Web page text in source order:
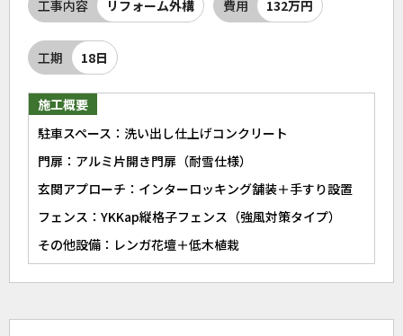
工事内容 リフォーム外構 費用 132万円
工期 18日
施工概要
駐車スペース：洗い出し仕上げコンクリート
門扉：アルミ片開き門扉（耐雪仕様）
玄関アプローチ：インターロッキング舗装＋手すり設置
フェンス：YKKap縦格子フェンス（強風対策タイプ）
その他設備：レンガ花壇＋低木植栽